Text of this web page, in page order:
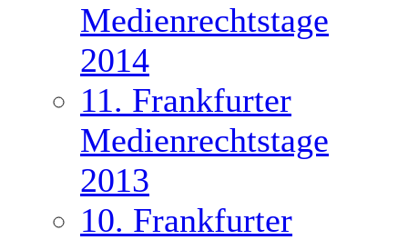
Medienrechtstage
2014
11. Frankfurter
Medienrechtstage
2013
10. Frankfurter